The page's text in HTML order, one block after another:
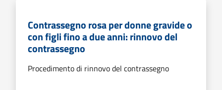
Contrassegno rosa per donne gravide o
con figli fino a due anni: rinnovo del
contrassegno
Procedimento di rinnovo del contrassegno